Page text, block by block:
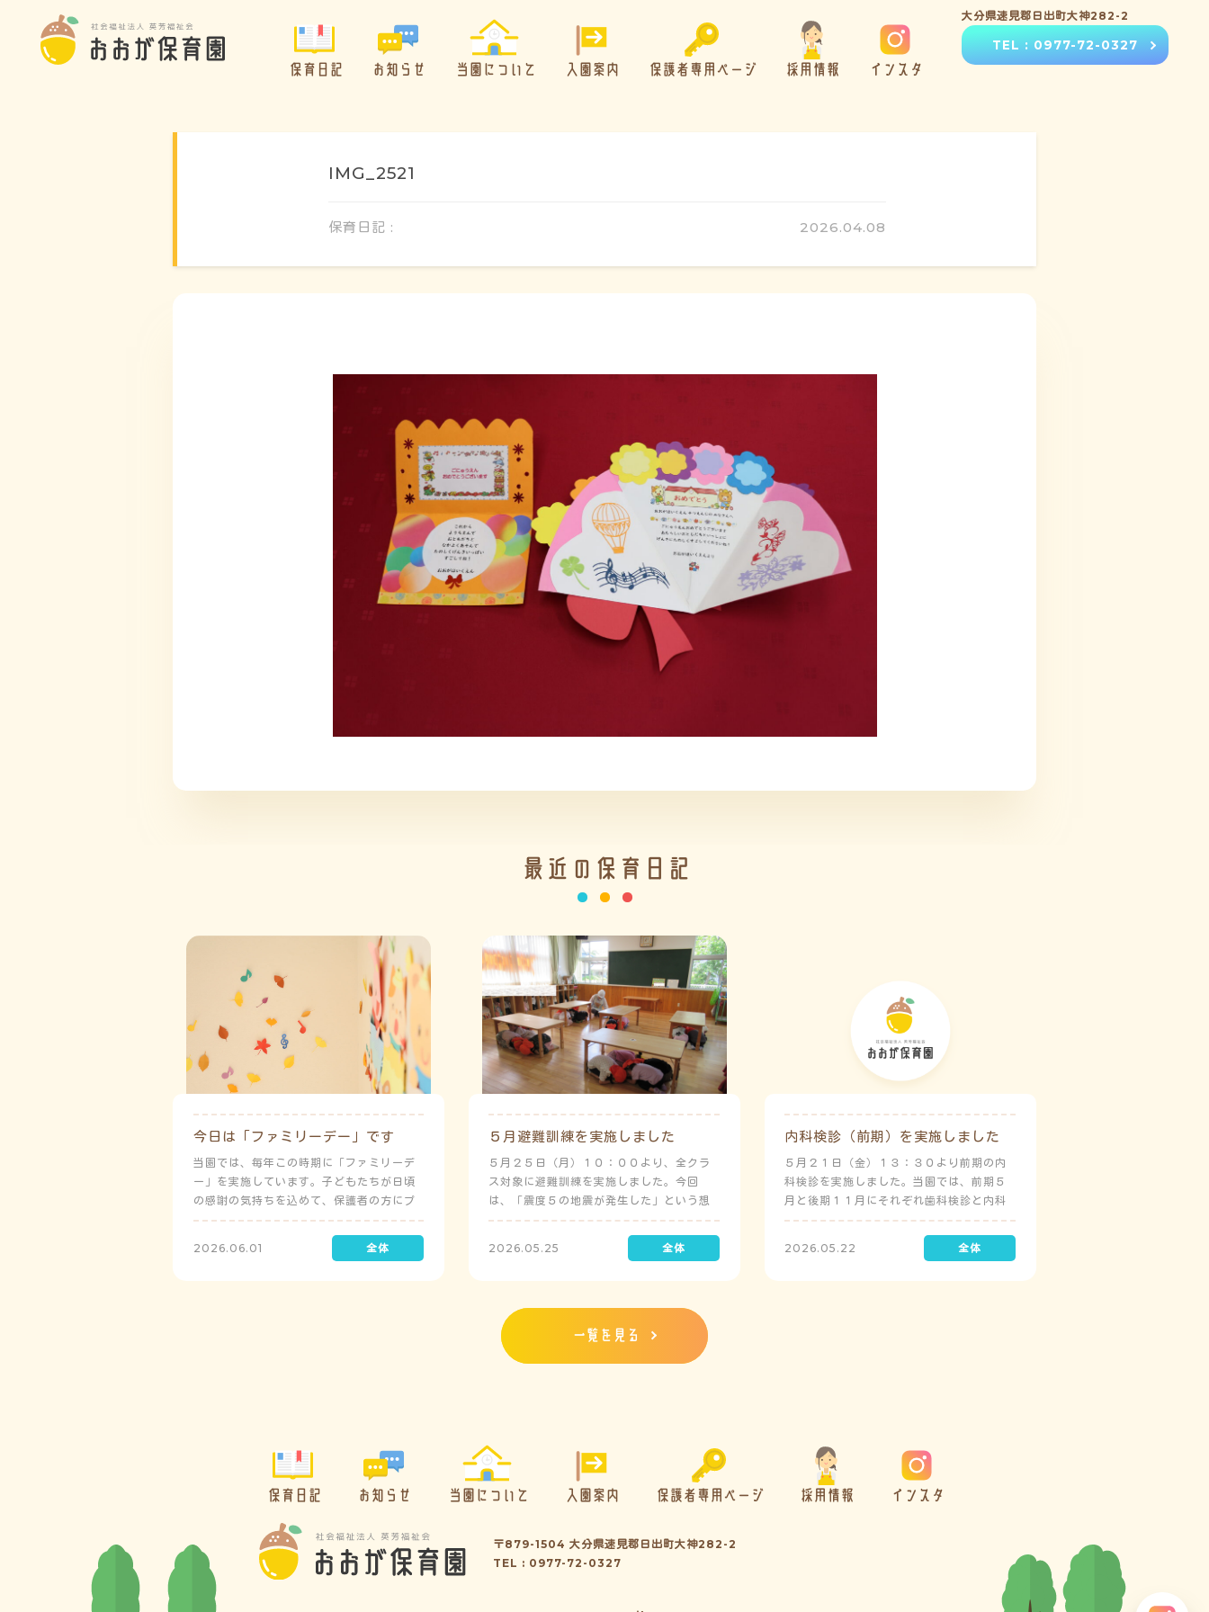
保育日記 お知らせ 当園について 入園案内 保護者専用ページ 採用情報 インスタ
大分県速見郡日出町大神282-2
TEL : 0977-72-0327
IMG_2521
保育日記 : 2026.04.08
最近の保育日記
今日は「ファミリーデー」です
当園では、毎年この時期に「ファミリーデ
ー」を実施しています。子どもたちが日頃
の感謝の気持ちを込めて、保護者の方にプ
レゼントを制作して渡します。
2026.06.01
５月避難訓練を実施しました
５月２５日（月）１０：００より、全クラ
ス対象に避難訓練を実施しました。今回
は、「震度５の地震が発生した」という想
定で実施し、園児たちが職員の指示に従い
訓練に取り組みました。前庭（駐車場）に
全体集合をして人数確認をした後、各クラ
難することを想定（敷地面積が広いため）
しており、地震時の避難対応マニュアルの
作成を行政より免除されています。また、
2026.05.25
内科検診（前期）を実施しました
５月２１日（金）１３：３０より前期の内
科検診を実施しました。当園では、前期５
月と後期１１月にそれぞれ歯科検診と内科
検診を実施しています。
2026.05.22
一覧を見る
保育日記 お知らせ 当園について 入園案内 保護者専用ページ 採用情報 インスタ
〒879-1504 大分県速見郡日出町大神282-2
TEL : 0977-72-0327
年間行事
施設の紹介
情報公開